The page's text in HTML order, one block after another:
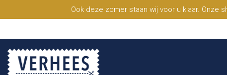
Ook deze zomer staan wij voor u klaar. Onze